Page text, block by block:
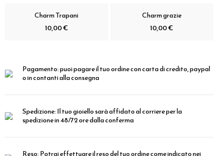
Charm Trapani
10,00 €
Charm grazie
10,00 €
Pagamento:puoi pagare il tuo ordine con carta di credito, paypal
o in contanti alla consegna
Spedizione:Il tuo gioiello sarà affidato al corriere per la
spedizione in 48/72 ore dalla conferma
Reso:Potrai effettuare il reso del tuo ordine come indicato nei